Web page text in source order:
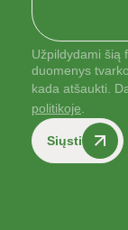
Užpildydami šią
duomenys
kada atšaukti.
politikoje
Siųsti